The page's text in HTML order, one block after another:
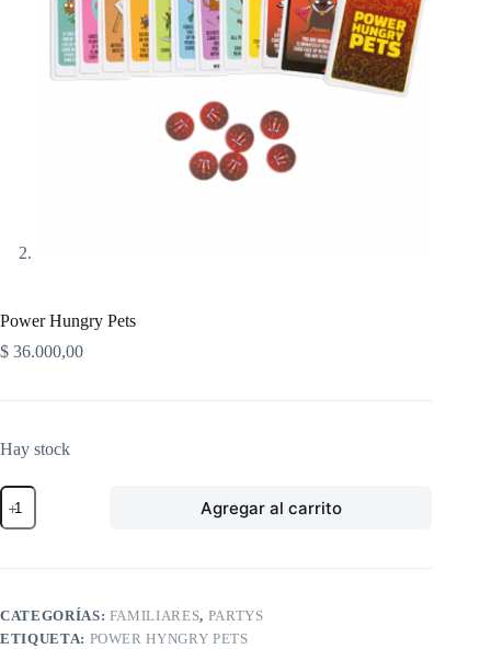
Power Hungry Pets
$ 36.000,00
Hay stock
Power
Hungry
Pets
Agregar al carrito
CATEGORÍAS: FAMILIARES, PARTYS
ETIQUETA: POWER HYNGRY PETS